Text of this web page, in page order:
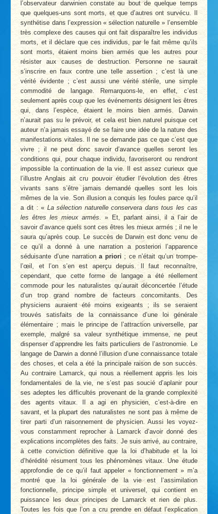
l’observateur darwinien constate au bout de quelque temps
que quelques-uns sont morts, et que d’autres ont survécu. Il
synthétise dans l’expression « sélection naturelle » l’ensemble
très complexe des causes qui ont fait disparaître les individus
morts, et il déclare que ces individus, par le fait même qu’ils
sont morts, étaient moins bien armés que les autres pour
résister aux causes de destruction. Personne ne saurait
s’inscrire en faux contre une telle assertion ; c’est là une
vérité évidente ; c’est aussi une vérité stérile, une simple
commodité de langage. Remarquons-le, en effet, c’est
seulement après coup que les événements désignent les êtres
qui, dans l’espèce, étaient le moins bien armés. Darwin
n’aurait pas su le prévoir, et cela est bien naturel puisque cet
auteur n’a jamais essayé de se faire une idée de la nature des
manifestations vitales. Il ne se demande pas ce que c’est que
vivre ; il ne peut donc savoir d’avance quelles seront les
conditions qui, pour chaque individu, favoriseront ou rendront
impossible la continuation de la vie. Il est assez curieux que
l’illustre Anglais ait cru pouvoir étudier l’évolution des êtres
vivants sans s’être jamais demandé quelles sont les lois
mêmes de la vie. Son illusion a conquis les foules parce qu’il
a dit : « La sélection naturelle conservera dans tous les cas
les êtres les mieux armés. » Et, parlant ainsi, il a l’air de
savoir d’avance quels sont ces êtres les mieux armés ; il ne le
saura qu’après coup. Le succès de Darwin est donc venu de
ce qu’il a donné à une narration a posteriori l’apparence
séduisante d’une narrationa priori ; ce n’était qu’un trompe-
l’œil, et l’on s’en est aperçu depuis. Il faut reconnaître,
cependant, que cette forme de langage a été réellement
commode pour les naturalistes qu’aurait déconcertée l’étude
d’un trop grand nombre de facteurs concomitants. Des
physiciens auraient été moins exigeants ; ils se seraient
trouvés satisfaits de la connaissance d’une loi générale
élémentaire ; mais le principe de l’attraction universelle, par
exemple, malgré sa valeur synthétique immense, ne peut
dispenser d’apprendre les faits particuliers de l’astronomie. Le
langage de Darwin a donné l’illusion d’une connaissance totale
des choses, et cela a été la principale raison de son succès.
Au contraire Lamarck, qui nous a réellement appris les lois
fondamentales de la vie, ne s’est pas soucié d’aplanir pour
ses adeptes les difficultés provenant de la grande complexité
des agents vitaux. Il a agi en physicien, c’est-à-dire en
savant, et la plupart des naturalistes ne sont pas à même de
tirer parti d’un raisonnement de physicien. Aussi les voyez-
vous constamment reprocher à Lamarck d’avoir donné des
explications incomplètes des faits. Je suis arrivé, au contraire,
à cette conviction définitive que la loi d’habitude et la loi
d’hérédité résument tous les phénomènes vitaux. Une étude
approfondie de ce qu’il faut appeler « fonctionnement » m’a
montré que la loi générale de la vie est l’assimilation
fonctionnelle, principe simple et universel, qui contient en
puissance les deux principes de Lamarck et rien de plus.
Toutes les fois que l’on a cru prendre en défaut l’explication